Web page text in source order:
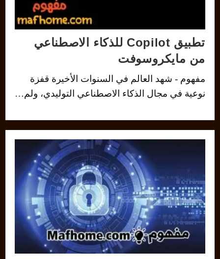
تطبيق Copilot للذكاء الاصطناعي
من مايكروسوفت
مفهوم - شهد العالم في السنوات الأخيرة قفزة
نوعية في مجال الذكاء الاصطناعي التوليدي، ولم…